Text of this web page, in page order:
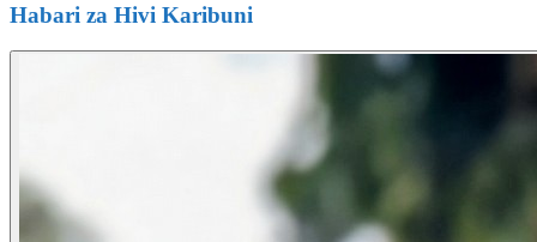
Habari za Hivi Karibuni